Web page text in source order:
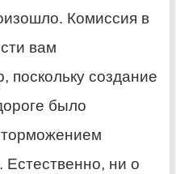
Комиссия в
вам
поскольку создание
было
Естественно, ни о